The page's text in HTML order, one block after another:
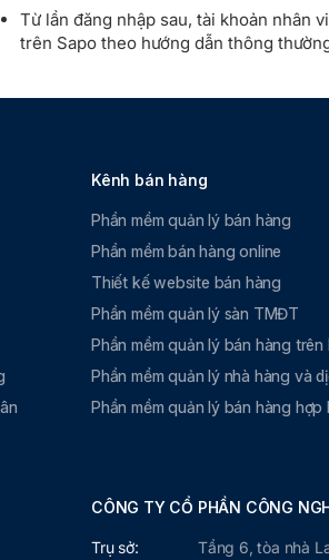
Từ lần đăng nhập sau, tài khoản nhân
trên Sapo theo hướng dẫn thông
Kênh bán hàng
Phần mềm quản lý bán hàng
Phần mềm bán hàng online
Thiết kế website bán hàng
Phần mềm quản lý sàn TMĐT
Phần mềm quản lý bán hàng trên
Phần mềm quản lý nhà hàng và
Phần mềm quản lý bán hàng hợp
CÔNG TY CỔ PHẦN CÔNG
Trụ sở: Tầng 6, tòa nhà